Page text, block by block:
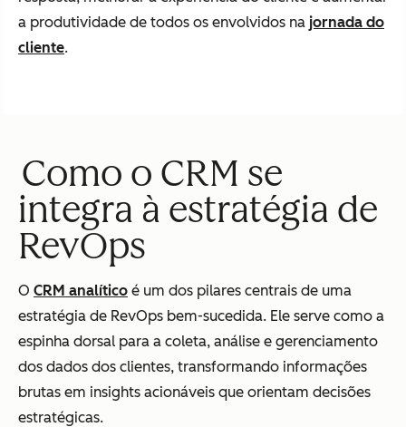
a produtividade de todos os envolvidos na jornada do
cliente.
Como o CRM se
integra à estratégia de
RevOps
O CRM analítico é um dos pilares centrais de uma
estratégia de RevOps bem-sucedida. Ele serve como a
espinha dorsal para a coleta, análise e gerenciamento
dos dados dos clientes, transformando informações
brutas em insights acionáveis que orientam decisões
estratégicas.